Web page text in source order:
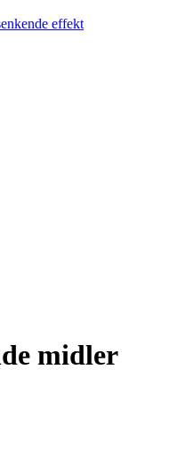
effekt
midler